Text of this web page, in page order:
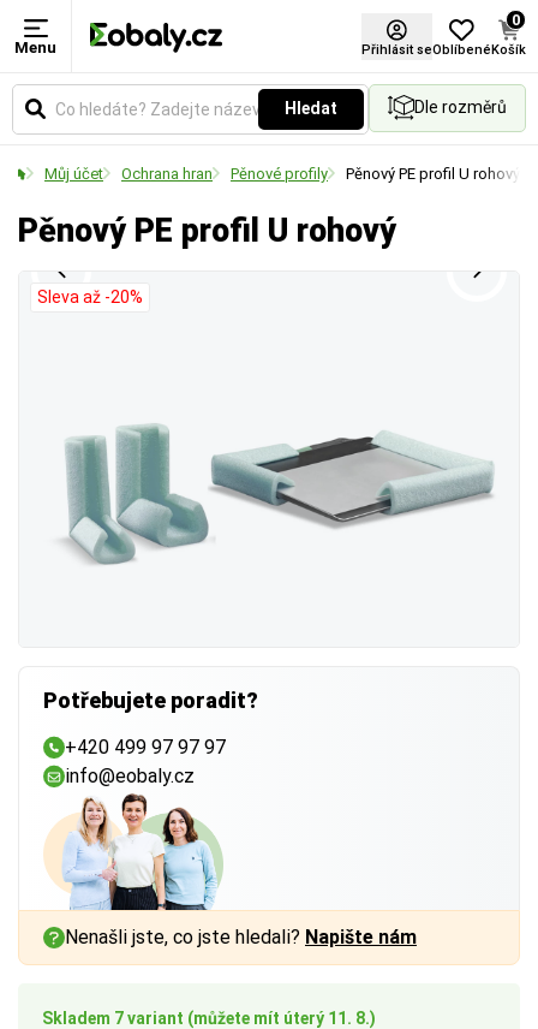
Menu Přihlásit seOblíbené
0
Košík
Hledat Dle rozměrů
Můj účet Ochrana hran Pěnové profily Pěnový PE profil U rohový
Pěnový PE profil U rohový
Skladem 7 variant (můžete mít úterý 11. 8.)
Potřebujete poradit?
+420 499 97 97 97
info@eobaly.cz
Nenašli jste, co jste hledali? Napište nám
Sleva až -20%
Materiál
Zvolte typ materiálu podle požadované pevnosti,
Typ
Označuje konkrétní technologické provedení,
materiálu.